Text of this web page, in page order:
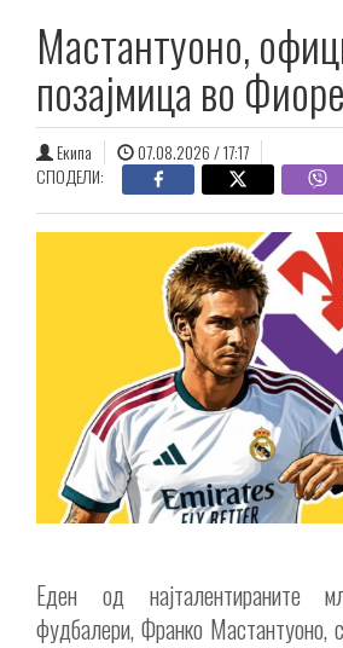
Мастантуоно,
позајмица во
Екипа
07.08.2026 / 17:17
СПОДЕЛИ:
Еден од најталентираните
фудбалери, Франко Мастантуоно,